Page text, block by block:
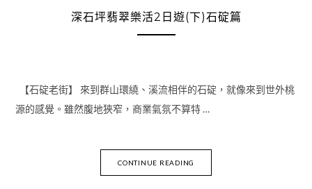
深石坪翡翠樂活2日遊(下)石碇篇
【石碇老街】 來到群山環繞、溪流相伴的石碇，就像來到世外桃
源的感覺。雖然腹地狹窄，商業氣氛不算特 …
CONTINUE READING